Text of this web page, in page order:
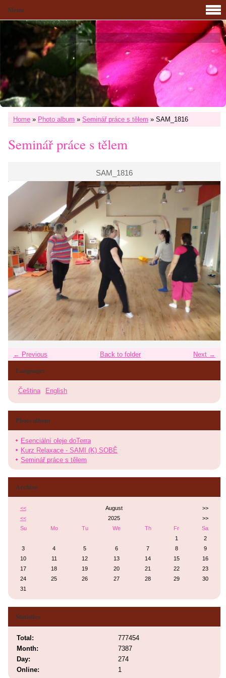
Home » Photo album » Seminář práce s tělem » SAM_1816
Seminář práce s tělem
SAM_1816
← Previous Next →
Back to folder
Languages
Čeština English
Menu
Photo album
Esenciální oleje doTerra
Kurz Relaxace - SAMI (K) SOBĚ
Seminář práce s tělem
Archive
<< August
>>
<<
2025
>>
Su
Mo Tu We Th Fr
Sa
1
2
3
4 5 6 7 8
9
10
11 12 13 14 15
16
17
18 19 20 21 22
23
24
25 26 27 28 29
30
31
Statistics
Online: 1
Total:
777454
Month:
7387
Day:
274